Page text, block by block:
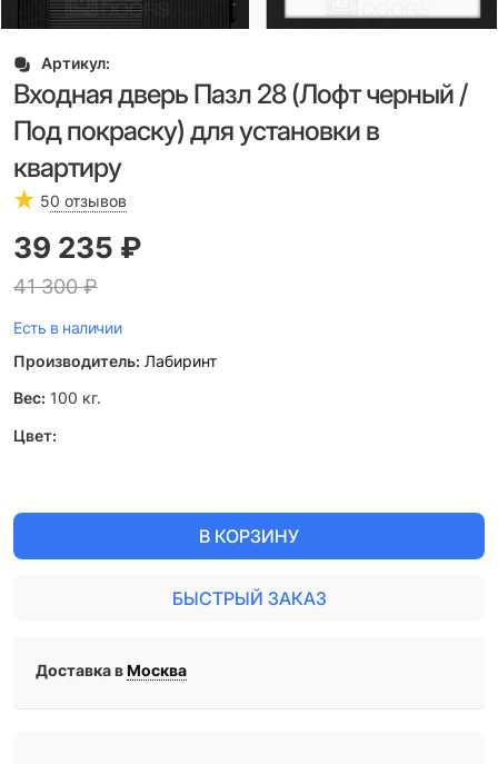
Артикул:
Входная дверь Пазл 28 (Лофт черный /
Под покраску) для установки в
квартиру
50 отзывов
41 300 ₽
39 235 ₽
Есть в наличии
Производитель: Лабиринт
Вес: 100 кг.
Цвет:
В КОРЗИНУ
БЫСТРЫЙ ЗАКАЗ
Доставка вМосква